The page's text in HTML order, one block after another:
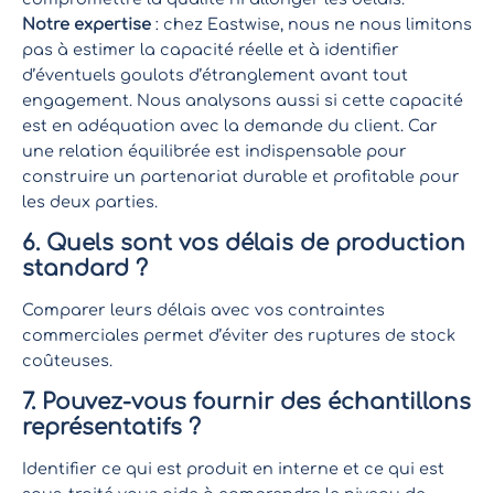
Notre expertise : chez Eastwise, nous ne nous limitons
pas à estimer la capacité réelle et à identifier
d’éventuels goulots d’étranglement avant tout
engagement. Nous analysons aussi si cette capacité
est en adéquation avec la demande du client. Car
une relation équilibrée est indispensable pour
construire un partenariat durable et profitable pour
les deux parties.
6. Quels sont vos délais de production
standard ?
Comparer leurs délais avec vos contraintes
commerciales permet d’éviter des ruptures de stock
coûteuses.
7. Pouvez-vous fournir des échantillons
représentatifs ?
Identifier ce qui est produit en interne et ce qui est